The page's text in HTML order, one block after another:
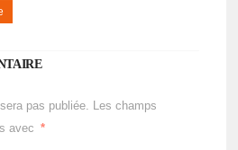
pas publiée. Les champs
avec
*